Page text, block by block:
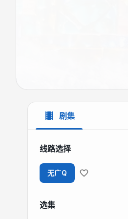
剧集
线路选择
无广Q
选集